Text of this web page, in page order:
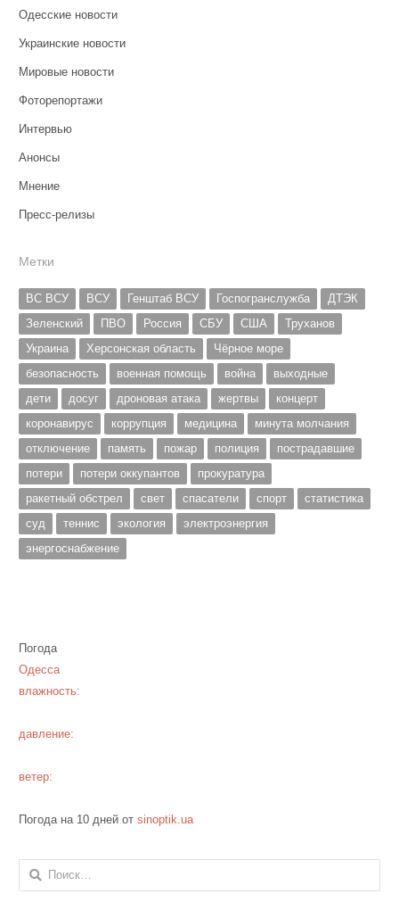
Одесские новости
Украинские новости
Мировые новости
Фоторепортажи
Интервью
Анонсы
Мнение
Пресс-релизы
Метки
ВС ВСУ ВСУ Генштаб ВСУ Госпогранслужба
ДТЭК
Зеленский
ПВО Россия СБУ США
Труханов
Украина
Херсонская область
Чёрное море
безопасность
военная помощь война
выходные
дети
досуг дроновая атака жертвы
концерт
коронавирус
коррупция медицина
минута молчания
отключение
память пожар полиция
пострадавшие
потери
потери оккупантов
прокуратура
ракетный обстрел
свет спасатели спорт
статистика
суд
теннис экология
электроэнергия
энергоснабжение
Погода
Одесса
влажность:
давление:
ветер:
Погода на 10 дней от sinoptik.ua
Найти: